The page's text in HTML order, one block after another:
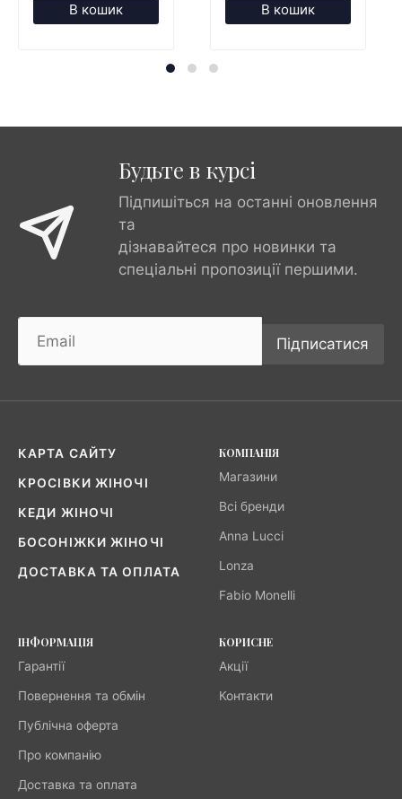
В кошик В кошик
Будьте в курсі
Підпишіться на останні оновлення
та
дізнавайтеся про новинки та
спеціальні пропозиції першими.
Підписатися
КАРТА САЙТУ
КРОСІВКИ ЖІНОЧІ
КЕДИ ЖІНОЧІ
БОСОНІЖКИ ЖІНОЧІ
ДОСТАВКА ТА ОПЛАТА
КОМПАНІЯ
Магазини
Всі бренди
Anna Lucci
Lonza
Fabio Monelli
ІНФОРМАЦІЯ
Гарантії
Повернення та обмін
Публічна оферта
Про компанію
Доставка та оплата
КОРИСНЕ
Акції
Контакти